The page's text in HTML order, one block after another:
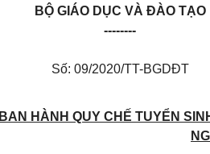
BỘ GIÁO DỤC VÀ ĐÀO TẠO
--------
Số: 09/2020/TT-BGDĐT
BAN HÀNH QUY CHẾ TUYỂN